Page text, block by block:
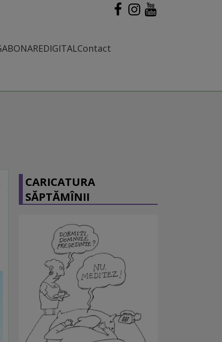
ABONAREDIGITALContact
CARICATURA
SĂPTĂMÎNII